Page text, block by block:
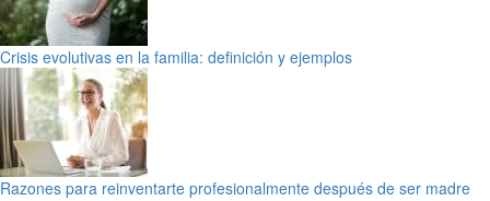
Crisis evolutivas en la familia: definición y ejemplos
Razones para reinventarte profesionalmente después de ser madre